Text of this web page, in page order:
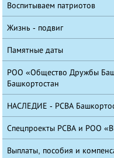
Воспитываем патриотов
Жизнь - подвиг
Памятные даты
РОО «Общество Дружбы
Башкортостан
НАСЛЕДИЕ - РСВА
Спецпроекты РСВА и РОО
Выплаты, пособия и